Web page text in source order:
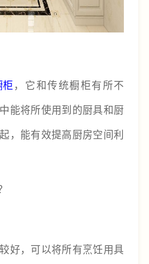
柜 ，它和传统橱柜有所不
能将所使用到的厨具和厨
，能有效提高厨房空间利
好，可以将所有烹饪用具